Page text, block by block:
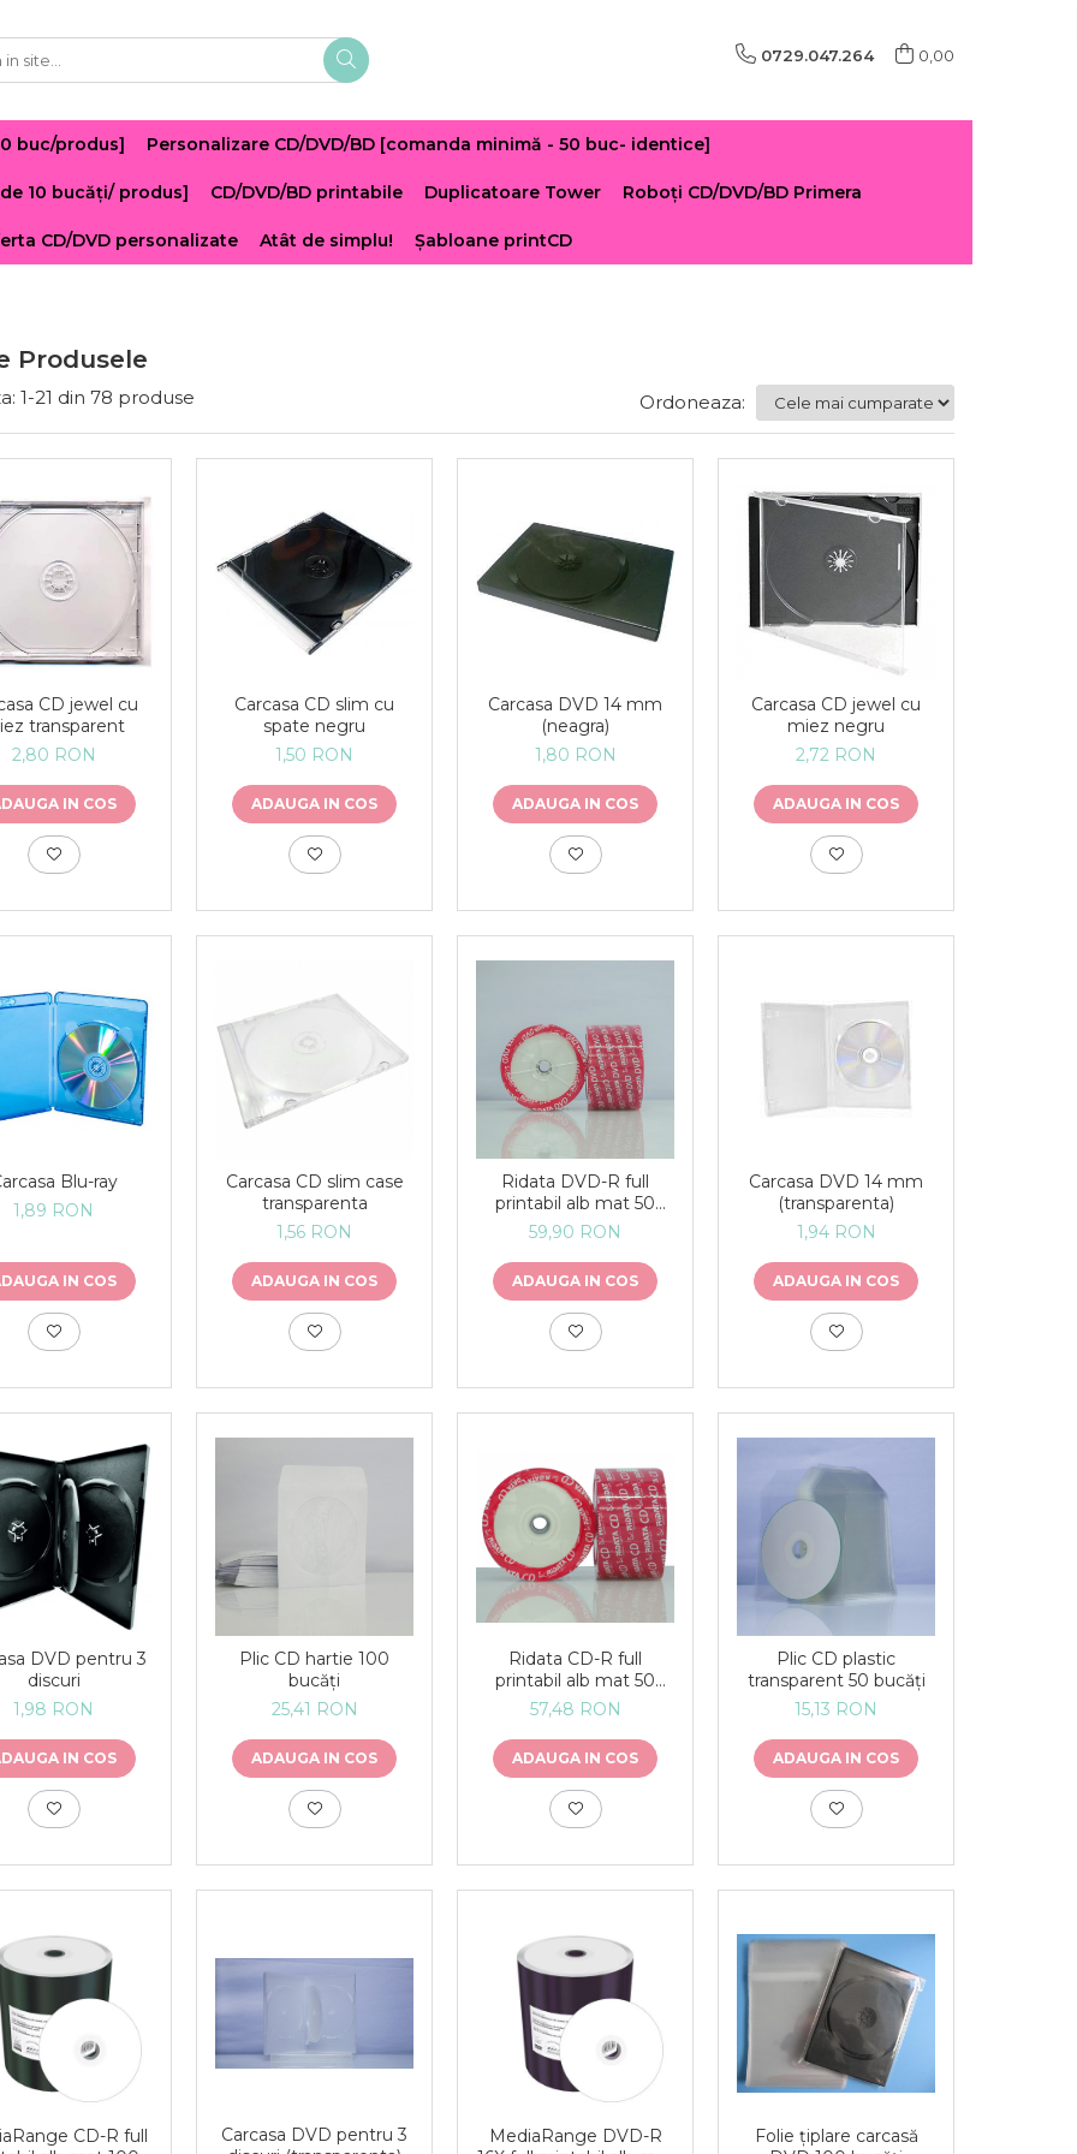
0729.047.264 0,00
buc/produs] Personalizare CD/DVD/BD [comanda minimă - 50 buc- identice]
10 bucăți/ produs] CD/DVD/BD printabile Duplicatoare Tower Roboți CD/DVD/BD Primera
CD/DVD personalizate Atât de simplu! Șabloane printCD
Produsele
1-21 din 78 produse Ordoneaza:
CD jewel cu
transparent
2,80 RON
IN COS
Carcasa CD slim cu
spate negru
1,50 RON
ADAUGA IN COS
Carcasa DVD 14 mm
(neagra)
1,80 RON
ADAUGA IN COS
Carcasa CD jewel cu
miez negru
2,72 RON
ADAUGA IN COS
Blu-ray
1,89 RON
IN COS
Carcasa CD slim case
transparenta
1,56 RON
ADAUGA IN COS
Ridata DVD-R full
printabil alb mat 50
bucăți
59,90 RON
ADAUGA IN COS
Carcasa DVD 14 mm
(transparenta)
1,94 RON
ADAUGA IN COS
DVD pentru 3
discuri
1,98 RON
IN COS
Plic CD hartie 100
bucăți
25,41 RON
ADAUGA IN COS
Ridata CD-R full
printabil alb mat 50
bucăți
57,48 RON
ADAUGA IN COS
Plic CD plastic
transparent 50 bucăți
15,13 RON
ADAUGA IN COS
CD-R full
Carcasa DVD pentru 3
MediaRange DVD-R
Folie țiplare carcasă